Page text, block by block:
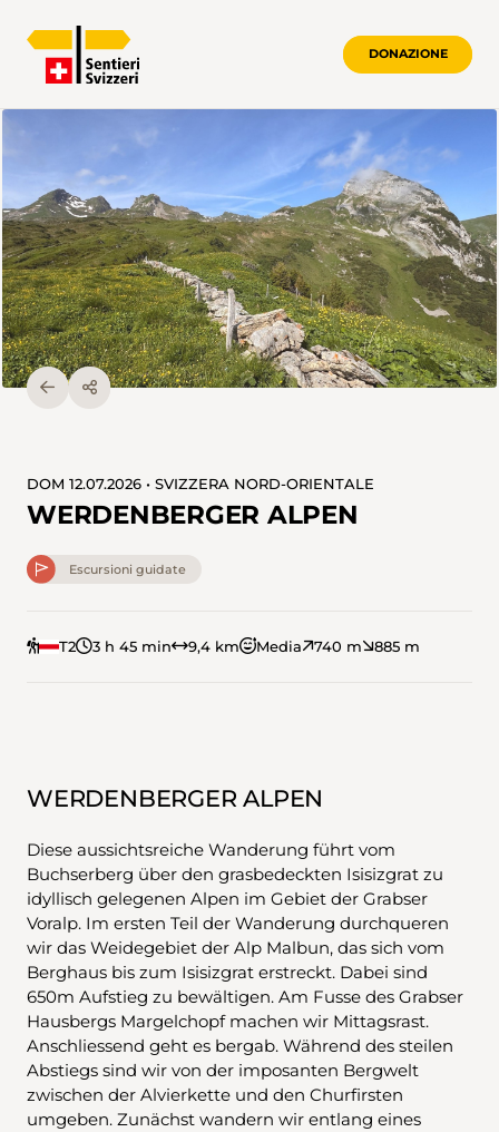
DONAZIONE
DOM 12.07.2026 • SVIZZERA NORD-ORIENTALE
WERDENBERGER ALPEN
Escursioni guidate
T2 3 h 45 min 9,4 km Media 740 m 885 m
WERDENBERGER ALPEN
Diese aussichtsreiche Wanderung führt vom
Buchserberg über den grasbedeckten Isisizgrat zu
idyllisch gelegenen Alpen im Gebiet der Grabser
Voralp. Im ersten Teil der Wanderung durchqueren
wir das Weidegebiet der Alp Malbun, das sich vom
Berghaus bis zum Isisizgrat erstreckt. Dabei sind
650m Aufstieg zu bewältigen. Am Fusse des Grabser
Hausbergs Margelchopf machen wir Mittagsrast.
Anschliessend geht es bergab. Während des steilen
Abstiegs sind wir von der imposanten Bergwelt
zwischen der Alvierkette und den Churfirsten
umgeben. Zunächst wandern wir entlang eines